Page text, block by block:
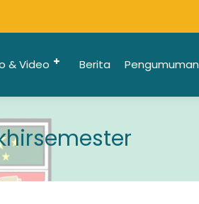
& Video Berita Pengumuman